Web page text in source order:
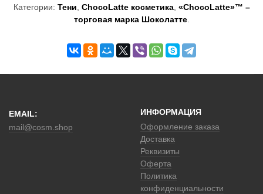
Категории: Тени ChocoLatte косметика, «ChocoLatte»™ –
торговая марка Шоколатте.
EMAIL:
mail@cosm.shop
ИНФОРМАЦИЯ
Оформление заказа
Доставка
Реквизиты
Оферта
Политика
конфиденциальности